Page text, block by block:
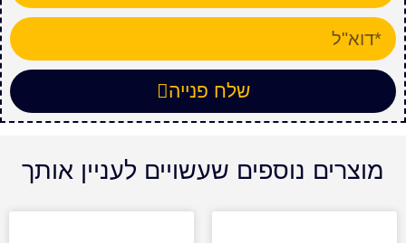
שלח פנייה
מוצרים נוספים שעשויים לעניין אותך